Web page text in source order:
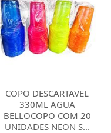
COPO DESCARTAVEL
180ML AGUA KEROCOPO
COM 100 UNIDADES
TRANSP...